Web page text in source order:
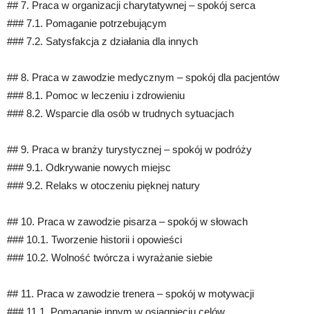
## 7. Praca w organizacji charytatywnej – spokój serca
### 7.1. Pomaganie potrzebującym
### 7.2. Satysfakcja z działania dla innych
## 8. Praca w zawodzie medycznym – spokój dla pacjentów
### 8.1. Pomoc w leczeniu i zdrowieniu
### 8.2. Wsparcie dla osób w trudnych sytuacjach
## 9. Praca w branży turystycznej – spokój w podróży
### 9.1. Odkrywanie nowych miejsc
### 9.2. Relaks w otoczeniu pięknej natury
## 10. Praca w zawodzie pisarza – spokój w słowach
### 10.1. Tworzenie historii i opowieści
### 10.2. Wolność twórcza i wyrażanie siebie
## 11. Praca w zawodzie trenera – spokój w motywacji
### 11.1. Pomaganie innym w osiągnięciu celów